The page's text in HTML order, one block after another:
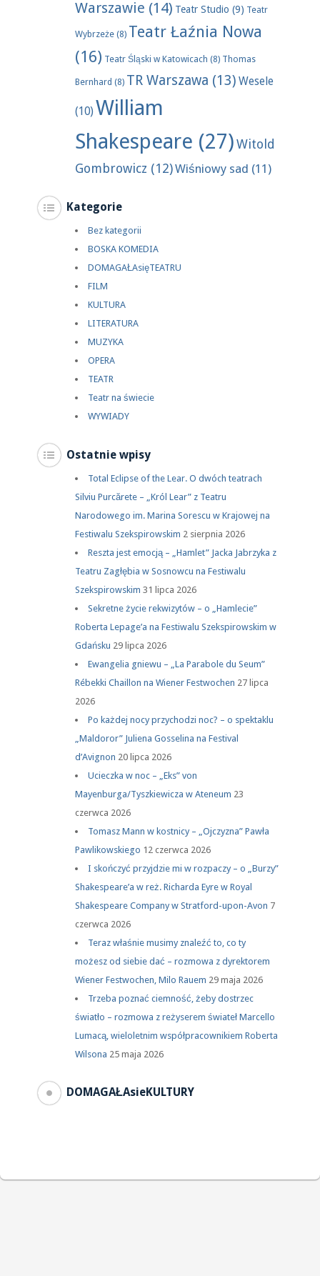
Warszawie (14) Teatr Studio (9) Teatr
Wybrzeże(8) Teatr Łaźnia Nowa
(16) Teatr Śląski w Katowicach (8) Thomas
Bernhard (8) TR Warszawa (13) Wesele
(10) William
Shakespeare (27)Witold
Gombrowicz (12)Wiśniowy sad (11)
Kategorie
Bez kategorii
BOSKA KOMEDIA
DOMAGAŁAsięTEATRU
FILM
KULTURA
LITERATURA
MUZYKA
OPERA
TEATR
Teatr na świecie
WYWIADY
Ostatnie wpisy
Total Eclipse of the Lear. O dwóch teatrach
Silviu Purcărete – „Król Lear” z Teatru
Narodowego im. Marina Sorescu w Krajowej na
Festiwalu Szekspirowskim 2 sierpnia 2026
Reszta jest emocją – „Hamlet” Jacka Jabrzyka z
Teatru Zagłębia w Sosnowcu na Festiwalu
Szekspirowskim 31 lipca 2026
Sekretne życie rekwizytów – o „Hamlecie”
Roberta Lepage’a na Festiwalu Szekspirowskim w
Gdańsku 29 lipca 2026
Ewangelia gniewu – „La Parabole du Seum”
Rébekki Chaillon na Wiener Festwochen 27 lipca
2026
Po każdej nocy przychodzi noc? – o spektaklu
„Maldoror” Juliena Gosselina na Festival
d’Avignon 20 lipca 2026
Ucieczka w noc – „Eks” von
Mayenburga/Tyszkiewicza w Ateneum 23
czerwca 2026
Tomasz Mann w kostnicy – „Ojczyzna” Pawła
Pawlikowskiego 12 czerwca 2026
I skończyć przyjdzie mi w rozpaczy – o „Burzy”
Shakespeare’a w reż. Richarda Eyre w Royal
Shakespeare Company w Stratford-upon-Avon 7
czerwca 2026
Teraz właśnie musimy znaleźć to, co ty
możesz od siebie dać – rozmowa z dyrektorem
Wiener Festwochen, Milo Rauem 29 maja 2026
Trzeba poznać ciemność, żeby dostrzec
światło – rozmowa z reżyserem świateł Marcello
Lumacą, wieloletnim współpracownikiem Roberta
Wilsona 25 maja 2026
DOMAGAŁAsieKULTURY